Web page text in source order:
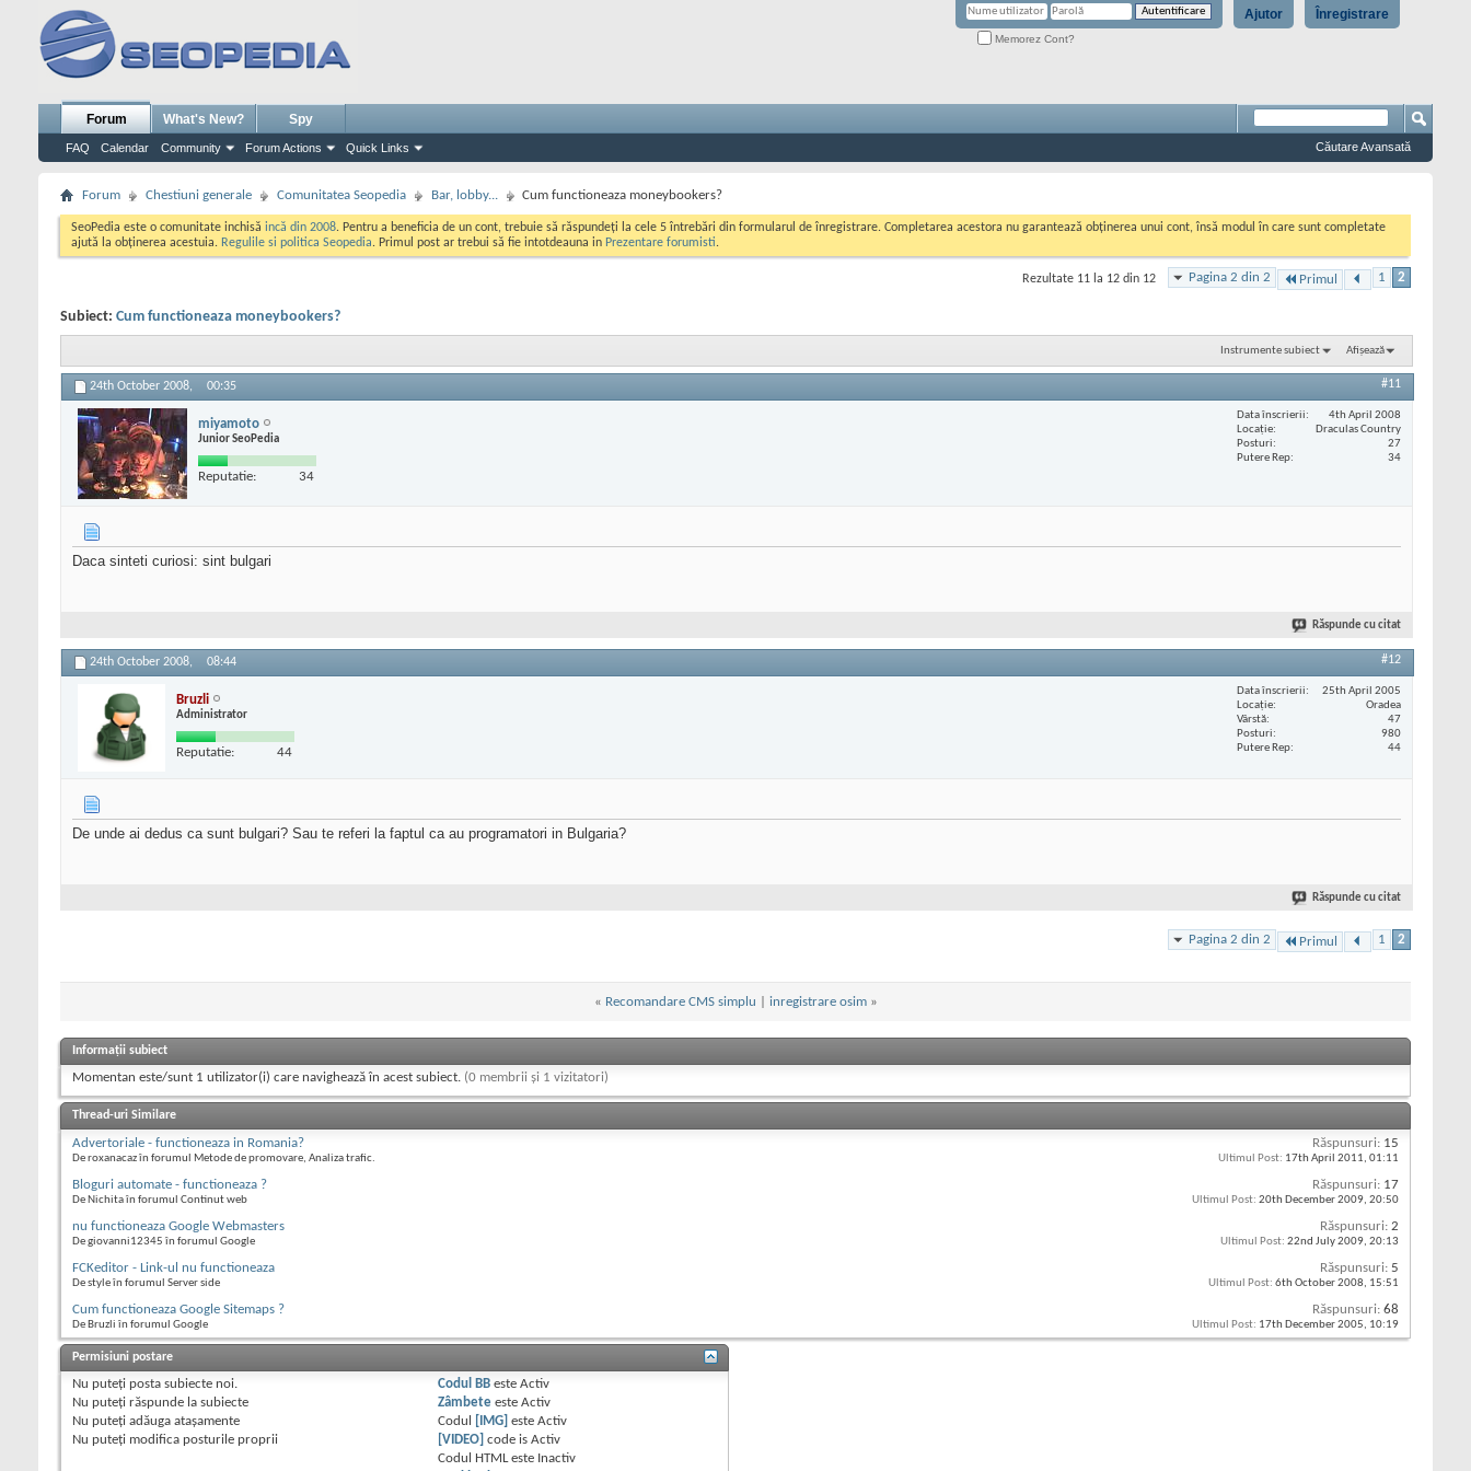
Înregistrare
Ajutor
Memorez Cont?
Forum
FAQ Calendar Community Forum Actions Quick Links
What's New? Spy
Căutare Avansată
Forum Chestiuni generale Comunitatea Seopedia Bar, lobby... Cum functioneaza moneybookers?
SeoPedia este o comunitate inchisă incă din 2008. Pentru a beneficia de un cont, trebuie să răspundeți la cele 5 întrebări din formularul de înregistrare. Completarea acestora nu garantează obținerea unui cont, însă modul în care sunt completate
ajută la obținerea acestuia. Regulile si politica Seopedia. Primul post ar trebui să fie intotdeauna in Prezentare forumisti.
Pagina 2 din 2 Primul 1 2
Rezultate 11 la 12 din 12
Subiect: Cum functioneaza moneybookers?
Instrumente subiect Afișează
24th October 2008, 00:35 #11
miyamoto
Junior SeoPedia
Reputatie: 34
Data înscrierii
4th April 2008
Locaţie
Draculas Country
Posturi
27
Putere Rep
34
Daca sinteti curiosi: sint bulgari
Răspunde cu citat
24th October 2008, 08:44 #12
Bruzli
Administrator
Reputatie: 44
Data înscrierii
25th April 2005
Locaţie
Oradea
Vârstă
47
Posturi
980
Putere Rep
44
De unde ai dedus ca sunt bulgari? Sau te referi la faptul ca au programatori in Bulgaria?
Răspunde cu citat
Pagina 2 din 2 Primul 1 2
« Recomandare CMS simplu inregistrare osim »
Informații subiect
Momentan este/sunt 1 utilizator(i) care navighează în acest subiect. (0 membrii și 1 vizitatori)
Thread-uri Similare
Advertoriale - functioneaza in Romania?
De roxanacaz în forumul Metode de promovare, Analiza trafic.
Răspunsuri: 15
Ultimul Post: 17th April 2011, 01:11
Bloguri automate - functioneaza ?
De Nichita în forumul Continut web
Răspunsuri: 17
Ultimul Post: 20th December 2009, 20:50
nu functioneaza Google Webmasters
De giovanni12345 în forumul Google
Răspunsuri: 2
Ultimul Post: 22nd July 2009, 20:13
FCKeditor - Link-ul nu functioneaza
De style în forumul Server side
Răspunsuri: 5
Ultimul Post: 6th October 2008, 15:51
Cum functioneaza Google Sitemaps ?
De Bruzli în forumul Google
Răspunsuri: 68
Ultimul Post: 17th December 2005, 10:19
Permisiuni postare
Nu puteţi posta subiecte noi.
Nu puteţi răspunde la subiecte
Nu puteţi adăuga ataşamente
Nu puteţi modifica posturile proprii
Codul BB esteActiv
Zâmbete esteActiv
Codul
[IMG] esteActiv
[VIDEO] code isActiv
Codul HTML este Inactiv